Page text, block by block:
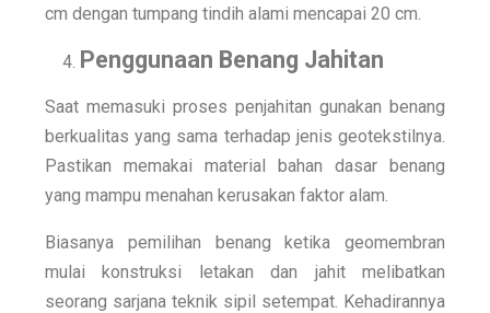
cm dengan tumpang tindih alami mencapai 20 cm.
Penggunaan Benang Jahitan
Saat memasuki proses penjahitan gunakan benang
berkualitas yang sama terhadap jenis geotekstilnya.
Pastikan memakai material bahan dasar benang
yang mampu menahan kerusakan faktor alam.
Biasanya pemilihan benang ketika geomembran
mulai konstruksi letakan dan jahit melibatkan
seorang sarjana teknik sipil setempat. Kehadirannya